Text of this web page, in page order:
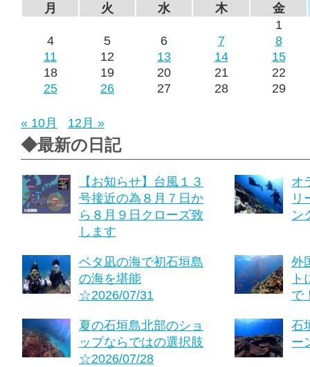
月 火 水 木
金
1
4
5 6 7
8
11
12 13 14
15
18
19 20 21
22
25
26 27 28 29
« 10月 12月 »
◆最新の日記
【お知らせ】台風１３
号接近の為８月７日か
ら８月９日クローズ致
します
オ
リ
ン
ベタ凪の海で初石垣島
の海を堪能
☆2026/07/31
外
ト
で
夏の石垣島北部のショ
ップならではの選択肢
☆2026/07/28
石
ー